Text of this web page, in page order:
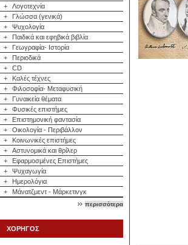
+
Λογοτεχνία
+
Γλώσσα (γενικά)
+
Ψυχολογία
+
Παιδικά και εφηβικά βιβλία
+
Γεωγραφία- Ιστορία
+
Περιοδικά
+
CD
+
Καλές τέχνες
+
Φιλοσοφία- Μεταφυσική
+
Γυναικεία θέματα
+
Φυσικές επιστήμες
+
Επιστημονική φαντασία
+
Οικολογία - Περιβάλλον
+
Κοινωνικές επιστήμες
+
Αστυνομικά και θρίλερ
+
Εφαρμοσμένες Επιστήμες
+
Ψυχαγωγία
+
Ημερολόγια
+
Μάνατζμεντ - Μάρκετινγκ
περισσότερα
ΧΟΡΗΓΟΣ